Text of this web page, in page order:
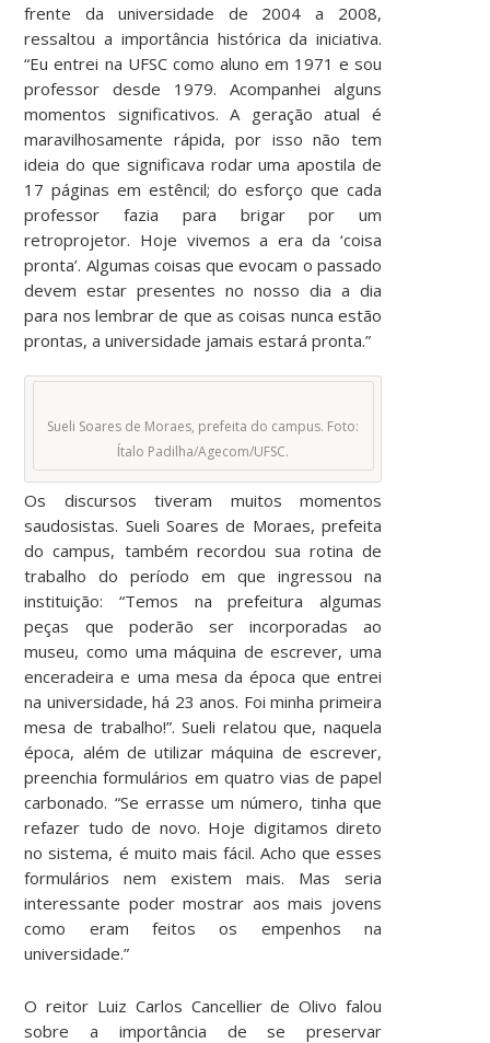
frente da universidade de 2004 a 2008,
ressaltou a importância histórica da iniciativa.
“Eu entrei na UFSC como aluno em 1971 e sou
professor desde 1979. Acompanhei alguns
momentos significativos. A geração atual é
maravilhosamente rápida, por isso não tem
ideia do que significava rodar uma apostila de
17 páginas em estêncil; do esforço que cada
professor fazia para brigar por um
retroprojetor. Hoje vivemos a era da ‘coisa
pronta’. Algumas coisas que evocam o passado
devem estar presentes no nosso dia a dia
para nos lembrar de que as coisas nunca estão
prontas, a universidade jamais estará pronta.”
Sueli Soares de Moraes, prefeita do campus. Foto:
Ítalo Padilha/Agecom/UFSC.
Os discursos tiveram muitos momentos
saudosistas. Sueli Soares de Moraes, prefeita
do campus, também recordou sua rotina de
trabalho do período em que ingressou na
instituição: “Temos na prefeitura algumas
peças que poderão ser incorporadas ao
museu, como uma máquina de escrever, uma
enceradeira e uma mesa da época que entrei
na universidade, há 23 anos. Foi minha primeira
mesa de trabalho!”. Sueli relatou que, naquela
época, além de utilizar máquina de escrever,
preenchia formulários em quatro vias de papel
carbonado. “Se errasse um número, tinha que
refazer tudo de novo. Hoje digitamos direto
no sistema, é muito mais fácil. Acho que esses
formulários nem existem mais. Mas seria
interessante poder mostrar aos mais jovens
como eram feitos os empenhos na
universidade.”
O reitor Luiz Carlos Cancellier de Olivo falou
sobre a importância de se preservar